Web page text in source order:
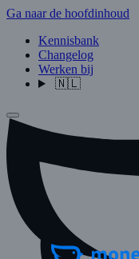
Ga naar de hoofdinhoud
Kennisbank
Changelog
Werken bij
🇳🇱